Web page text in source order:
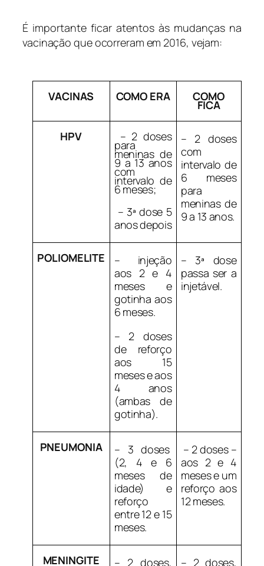
É importante ficar atentos às mudanças na
vacinação que ocorreram em 2016, vejam:
VACINAS COMO ERA COMO
FICA
HPV – 2 doses
para
meninas de
9 a 13 anos
com
intervalo de
6 meses;
– 3ª dose 5
anos depois
– 2 doses
com
intervalo de
6 meses
para
meninas de
9 a 13 anos.
POLIOMELITE – injeção
aos 2 e 4
meses e
gotinha aos
6 meses.
– 2 doses
de reforço
aos 15
meses e aos
4 anos
(ambas de
gotinha).
– 3ª dose
passa ser a
injetável.
PNEUMONIA
– 3 doses
(2, 4 e 6
meses de
idade) e
reforço
entre 12 e 15
meses.
– 2 doses –
aos 2 e 4
meses e um
reforço aos
12 meses.
MENINGITE – 2 doses, – 2 doses,